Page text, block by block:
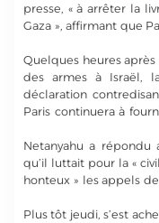
presse, « à arrêter la
Gaza », affirmant que
Quelques heures après
des armes à Israël,
déclaration
Paris continuera à
Netanyahu a répondu
qu’il luttait pour la «
honteux » les appels
Plus tôt jeudi, s’est